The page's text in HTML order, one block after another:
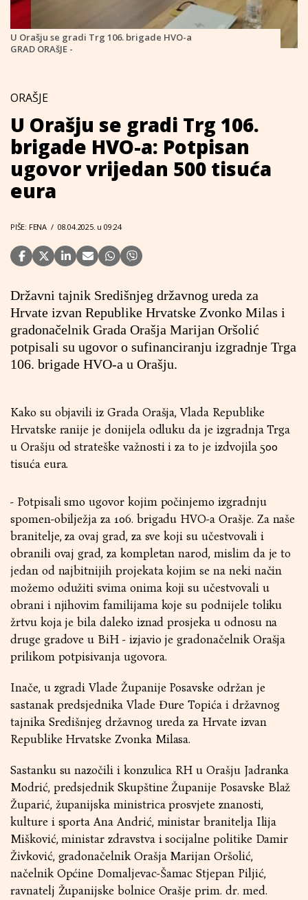
U Orašju se gradi Trg 106. brigade HVO-a
GRAD ORAšJE -
ORAŠJE
U Orašju se gradi Trg 106.
brigade HVO-a: Potpisan
ugovor vrijedan 500 tisuća
eura
PIŠE: FENA / 08.04.2025. u 09:24
Državni tajnik Središnjeg državnog ureda za
Hrvate izvan Republike Hrvatske Zvonko Milas i
gradonačelnik Grada Orašja Marijan Oršolić
potpisali su ugovor o sufinanciranju izgradnje Trga
106. brigade HVO-a u Orašju.
Kako su objavili iz Grada Orašja, Vlada Republike
Hrvatske ranije je donijela odluku da je izgradnja Trga
u Orašju od strateške važnosti i za to je izdvojila 500
tisuća eura.
- Potpisali smo ugovor kojim počinjemo izgradnju
spomen-obilježja za 106. brigadu HVO-a Orašje. Za naše
branitelje, za ovaj grad, za sve koji su učestvovali i
obranili ovaj grad, za kompletan narod, mislim da je to
jedan od najbitnijih projekata kojim se na neki način
možemo odužiti svima onima koji su učestvovali u
obrani i njihovim familijama koje su podnijele toliku
žrtvu koja je bila daleko iznad prosjeka u odnosu na
druge gradove u BiH - izjavio je gradonačelnik Orašja
prilikom potpisivanja ugovora.
Inače, u zgradi Vlade Županije Posavske održan je
sastanak predsjednika Vlade Đure Topića i državnog
tajnika Središnjeg državnog ureda za Hrvate izvan
Republike Hrvatske Zvonka Milasa.
Sastanku su nazočili i konzulica RH u Orašju Jadranka
Modrić, predsjednik Skupštine Županije Posavske Blaž
Župarić, županijska ministrica prosvjete znanosti,
kulture i sporta Ana Andrić, ministar branitelja Ilija
Mišković, ministar zdravstva i socijalne politike Damir
Živković, gradonačelnik Orašja Marijan Oršolić,
načelnik Općine Domaljevac-Šamac Stjepan Piljić,
ravnatelj Županijske bolnice Orašje prim. dr. med.